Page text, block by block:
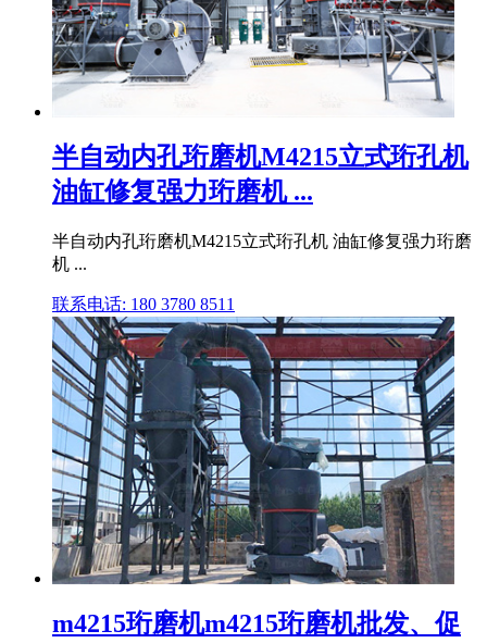
半自动内孔珩磨机M4215立式珩孔机
油缸修复强力珩磨机 ...
半自动内孔珩磨机M4215立式珩孔机 油缸修复强力珩磨
机 ...
联系电话: 180 3780 8511
m4215珩磨机m4215珩磨机批发、促